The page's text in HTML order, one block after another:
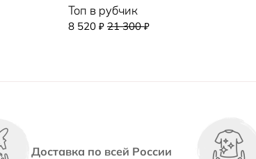
Топ в рубчик
8 520 ₽ 21 300₽
Доставка по всей России